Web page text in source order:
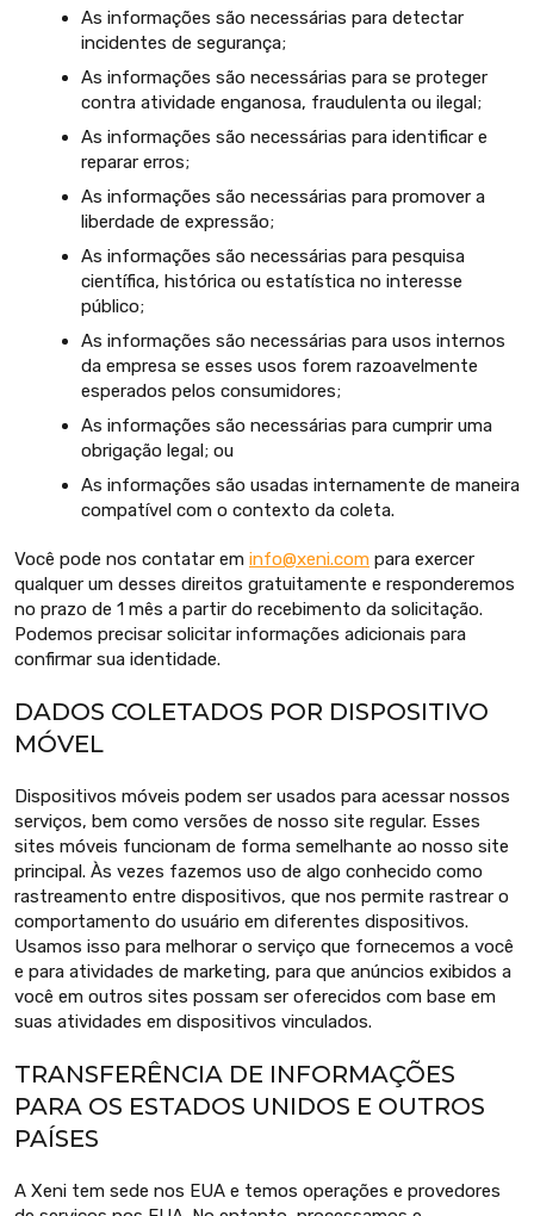
As informações são necessárias para detectar
incidentes de segurança;
As informações são necessárias para se proteger
contra atividade enganosa, fraudulenta ou ilegal;
As informações são necessárias para identificar e
reparar erros;
As informações são necessárias para promover a
liberdade de expressão;
As informações são necessárias para pesquisa
científica, histórica ou estatística no interesse
público;
As informações são necessárias para usos internos
da empresa se esses usos forem razoavelmente
esperados pelos consumidores;
As informações são necessárias para cumprir uma
obrigação legal; ou
As informações são usadas internamente de maneira
compatível com o contexto da coleta.
Você pode nos contatar em info@xeni.com para exercer
qualquer um desses direitos gratuitamente e responderemos
no prazo de 1 mês a partir do recebimento da solicitação.
Podemos precisar solicitar informações adicionais para
confirmar sua identidade.
DADOS COLETADOS POR DISPOSITIVO
MÓVEL
Dispositivos móveis podem ser usados para acessar nossos
serviços, bem como versões de nosso site regular. Esses
sites móveis funcionam de forma semelhante ao nosso site
principal. Às vezes fazemos uso de algo conhecido como
rastreamento entre dispositivos, que nos permite rastrear o
comportamento do usuário em diferentes dispositivos.
Usamos isso para melhorar o serviço que fornecemos a você
e para atividades de marketing, para que anúncios exibidos a
você em outros sites possam ser oferecidos com base em
suas atividades em dispositivos vinculados.
TRANSFERÊNCIA DE INFORMAÇÕES
PARA OS ESTADOS UNIDOS E OUTROS
PAÍSES
A Xeni tem sede nos EUA e temos operações e provedores